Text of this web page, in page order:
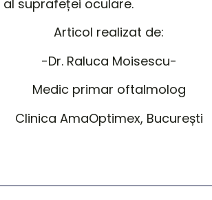
al suprafeței oculare.
Articol realizat de:
-Dr. Raluca Moisescu-
Medic primar oftalmolog
Clinica AmaOptimex, București